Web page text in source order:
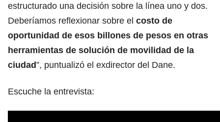
estructurado una decisión sobre la línea uno y dos.
Deberíamos reflexionar sobre el costo de
oportunidad de esos billones de pesos en otras
herramientas de solución de movilidad de la
ciudad”, puntualizó el exdirector del Dane.
Escuche la entrevista: